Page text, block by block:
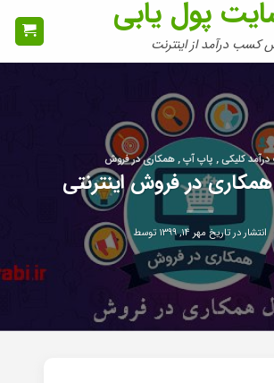
پول یابی
کسب درآمد از اینترنت
کلیکی , پاپ آپ , همکاری در فروش
در فروش اینترنتی
انتشار در تاریخ مهر ۱۴, ۱۳۹۹ توسط